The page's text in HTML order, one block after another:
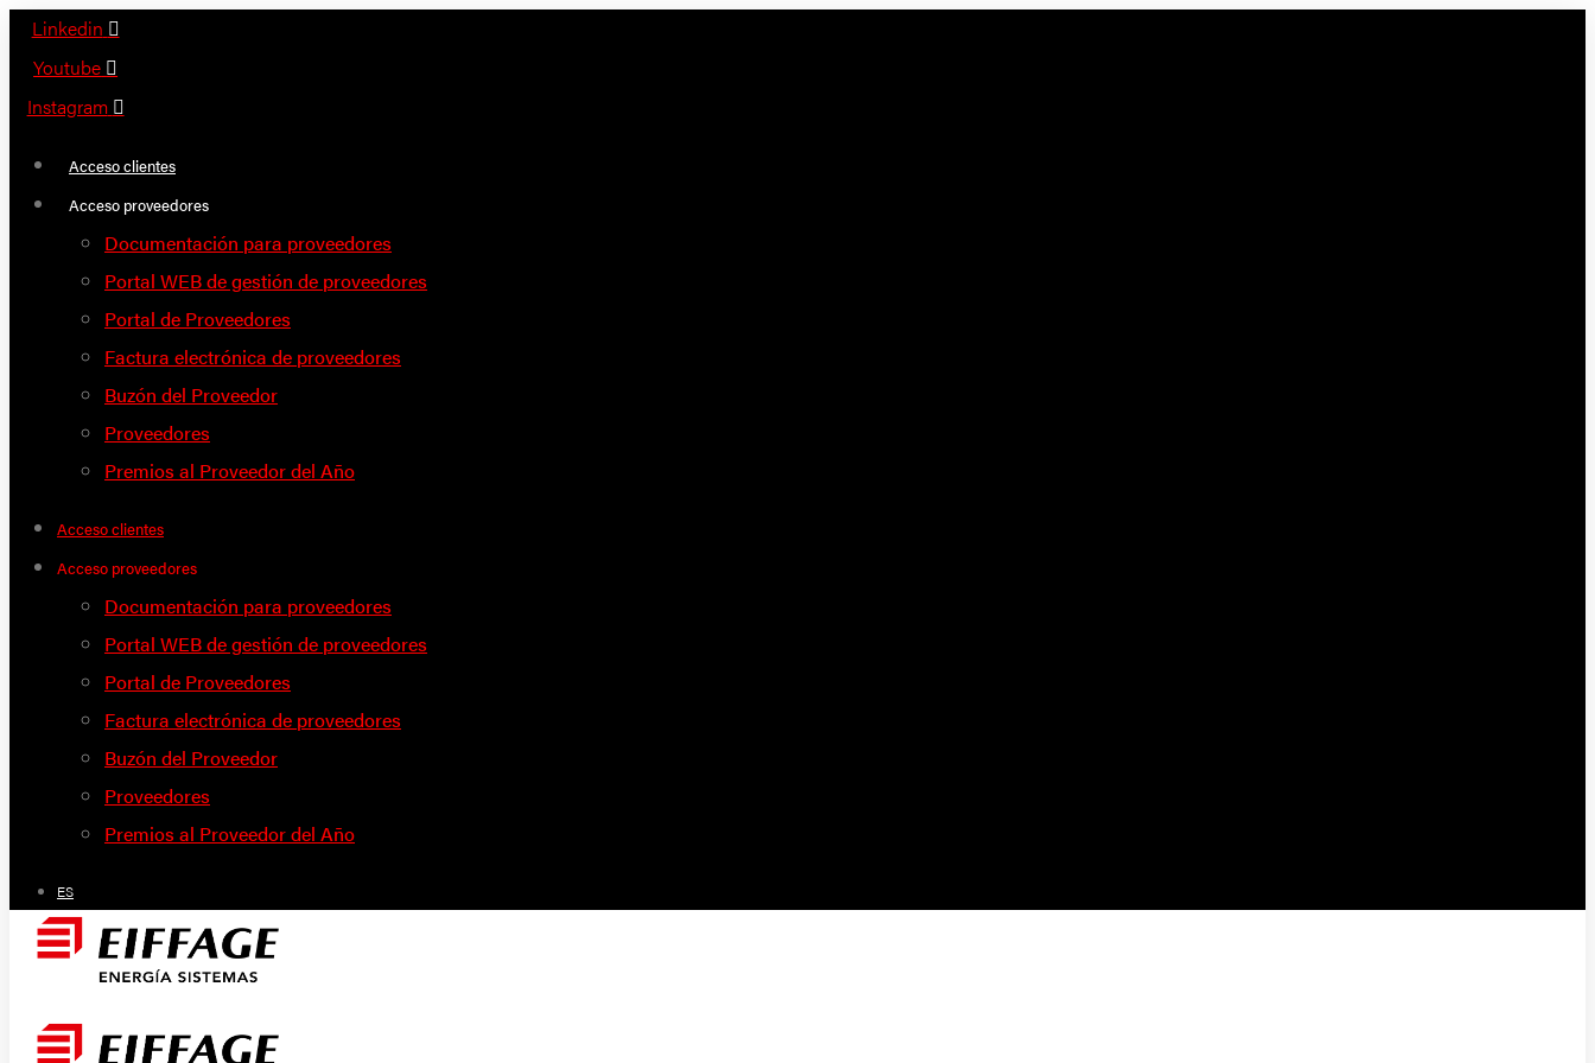
Saltar
contenido
Linkedin
Youtube
Instagram
Acceso clientes
Acceso proveedores
Documentación para proveedores
Portal WEB de gestión de proveedores
Portal de Proveedores
Factura electrónica de proveedores
Buzón del Proveedor
Proveedores
Premios al Proveedor del Año
Acceso clientes
Acceso proveedores
Documentación para proveedores
Portal WEB de gestión de proveedores
Portal de Proveedores
Factura electrónica de proveedores
Buzón del Proveedor
Proveedores
Premios al Proveedor del Año
ES